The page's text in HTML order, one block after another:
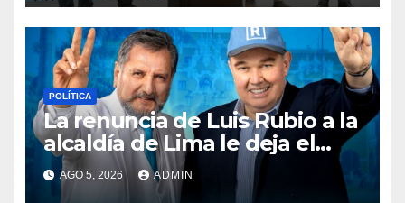
POLÍTICA
La renuncia de Luis Rubio a la
alcaldía de Lima le deja el
camino libre a Rafael López
Aliaga
AGO 5, 2026 ADMIN